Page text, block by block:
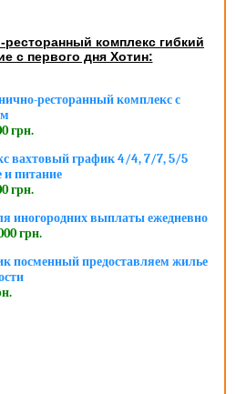
комплекс гибкий
с первого дня Хотин:
ресторанный комплекс с
грн.
вахтовый график 4/4, 7/7, 5/5
и питание
грн.
иногородних выплаты ежедневно
грн.
посменный предоставляем жилье